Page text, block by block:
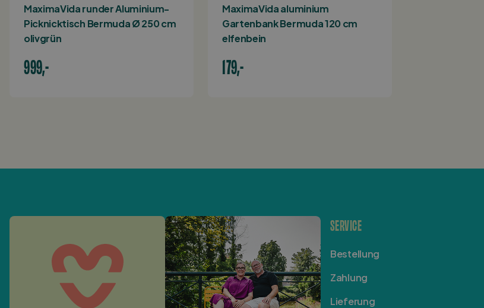
MaximaVida runder Aluminium-
Picknicktisch Bermuda Ø 250 cm
olivgrün
999,-
MaximaVida aluminium
Gartenbank Bermuda 120 cm
elfenbein
179,-
SERVICE
Bestellung
Zahlung
Lieferung